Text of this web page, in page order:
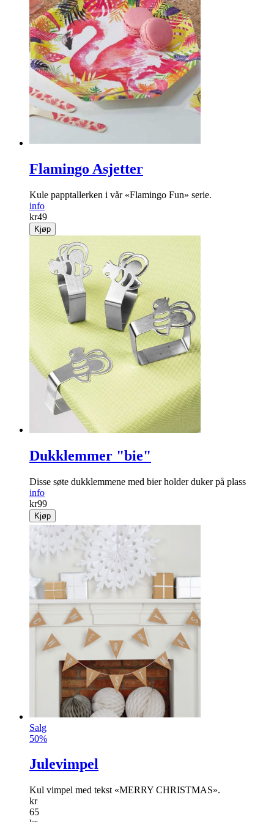
Flamingo Asjetter
Kule papptallerken i vår «Flamingo Fun» serie.
info
kr49
Kjøp
Dukklemmer "bie"
Disse søte dukklemmene med bier holder duker på plass
info
kr99
Kjøp
Salg
50%
Julevimpel
Kul vimpel med tekst «MERRY CHRISTMAS».
kr
65